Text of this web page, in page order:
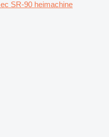
SR-90 heimachine